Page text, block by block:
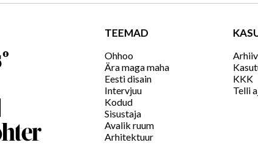
TEEMAD
Ohhoo
Ära maga maha
Eesti disain
Intervjuu
Kodud
Sisustaja
Avalik ruum
Arhitektuur
Arhiiv
KKK
Telli